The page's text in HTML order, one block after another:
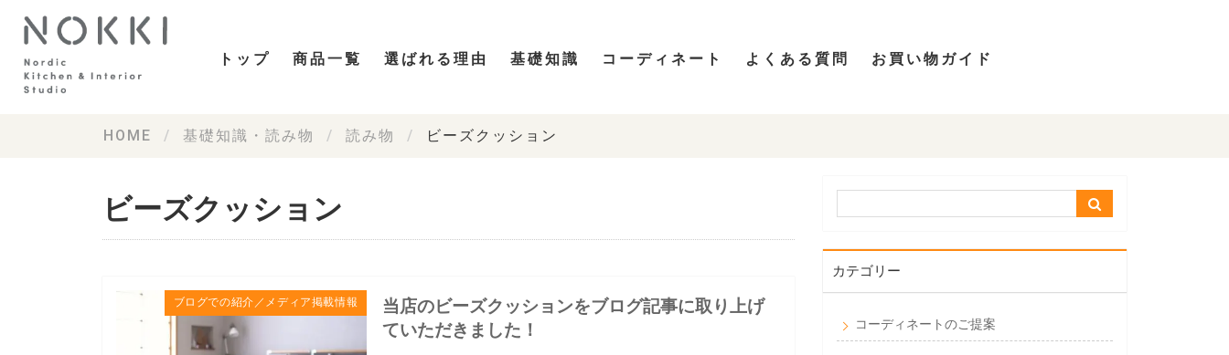
トップ 商品一覧 選ばれる理由 基礎知識 コーディネート よくある質問 お買い物ガイド
HOME 基礎知識・読み物 読み物 ビーズクッション
ビーズクッション
ブログでの紹介／メディア掲載情報
当店のビーズクッションをブログ記事に取り上げ
ていただきました！
カテゴリー
コーディネートのご提案